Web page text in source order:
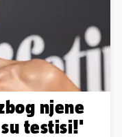
njene
testisi!'